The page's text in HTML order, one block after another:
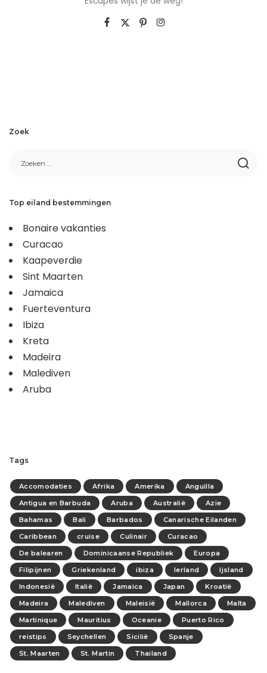
Zoek
Top eiland bestemmingen
Bonaire vakanties
Curacao
Kaapeverdie
Sint Maarten
Jamaica
Fuerteventura
Ibiza
Kreta
Madeira
Malediven
Aruba
Tags
Accomodaties Afrika Amerika
Anguilla
Antigua en Barbuda
Aruba Australië
Azie
Bahamas
Bali Barbados
Canarische Eilanden
Caribbean
cruise Culinair
Curacao
De balearen
Dominicaanse Republiek
Europa
Filipijnen
Griekenland ibiza Ierland
Ijsland
Indonesië
Italië Jamaica Japan
Kroatië
Madeira
Malediven Maleisië Mallorca
Malta
Martinique
Mauritius Oceanie
Puerto Rico
reistips
Seychellen Sicilië
Spanje
St. Maarten
St. Martin Thailand